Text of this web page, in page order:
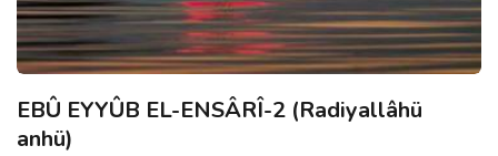
EBÛ EYYÛB EL-ENSÂRÎ-2 (Radiyallâhü
anhü)